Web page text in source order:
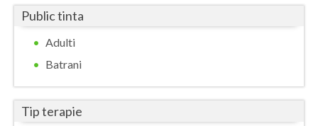
Public tinta
Adulti
Batrani
Tip terapie